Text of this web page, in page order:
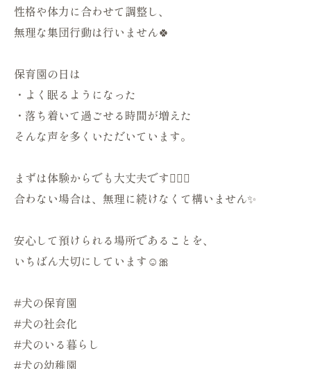
性格や体力に合わせて調整し、
無理な集団行動は行いません🍀
保育園の日は
・よく眠るようになった
・落ち着いて過ごせる時間が増えた
そんな声を多くいただいています。
まずは体験からでも大丈夫です🙆🏻‍♀️
合わない場合は、無理に続けなくて構いません✨
安心して預けられる場所であることを、
いちばん大切にしています☺️🎀
#犬の保育園
#犬の社会化
#犬のいる暮らし
#犬の幼稚園